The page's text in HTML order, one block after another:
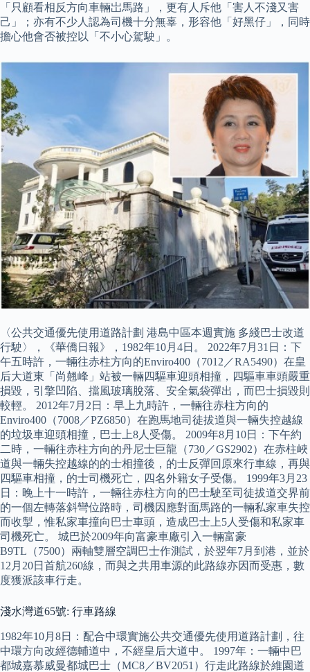
「只顧看相反方向車輛岀馬路」，更有人斥他「害人不淺又害
己」；亦有不少人認為司機十分無辜，形容他「好黑仔」，同時
擔心他會否被控以「不小心駕駛」。
〈公共交通優先使用道路計劃 港島中區本週實施 多綫巴士改道
行駛〉，《華僑日報》，1982年10月4日。 2022年7月31日：下
午五時許，一輛往赤柱方向的Enviro400（7012／RA5490）在皇
后大道東「尚翹峰」站被一輛四驅車迎頭相撞，四驅車車頭嚴重
損毀，引擎凹陷、擋風玻璃脫落、安全氣袋彈出，而巴士損毀則
較輕。 2012年7月2日：早上九時許，一輛往赤柱方向的
Enviro400（7008／PZ6850）在跑馬地司徒拔道與一輛失控越線
的垃圾車迎頭相撞，巴士上8人受傷。 2009年8月10日：下午約
二時，一輛往赤柱方向的丹尼士巨龍（730／GS2902）在赤柱峽
道與一輛失控越線的的士相撞後，的士反彈回原來行車線，再與
四驅車相撞，的士司機死亡，四名外籍女子受傷。 1999年3月23
日：晚上十一時許，一輛往赤柱方向的巴士駛至司徒拔道交界前
的一個左轉落斜彎位路時，司機因應對面馬路的一輛私家車失控
而收掣，惟私家車撞向巴士車頭，造成巴士上5人受傷和私家車
司機死亡。 城巴於2009年向富豪車廠引入一輛富豪
B9TL（7500）兩軸雙層空調巴士作測試，於翌年7月到港，並於
12月20日首航260線，而與之共用車源的此路線亦因而受惠，數
度獲派該車行走。
淺水灣道65號: 行車路線
1982年10月8日：配合中環實施公共交通優先使用道路計劃，往
中環方向改經德輔道中，不經皇后大道中。 1997年：一輛中巴
都城嘉慕威曼都城巴士（MC8／BV2051）行走此路線於維園道